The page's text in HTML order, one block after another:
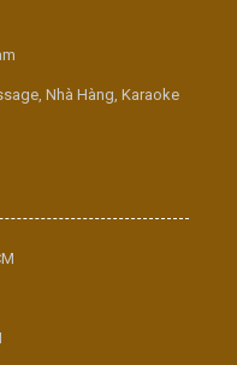
Nhà Hàng, Karaoke